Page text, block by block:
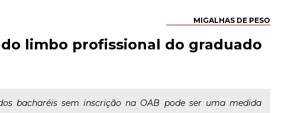
MIGALHAS DE PESO
limbo profissional do graduado
bacharéis sem inscrição na OAB pode ser uma medida